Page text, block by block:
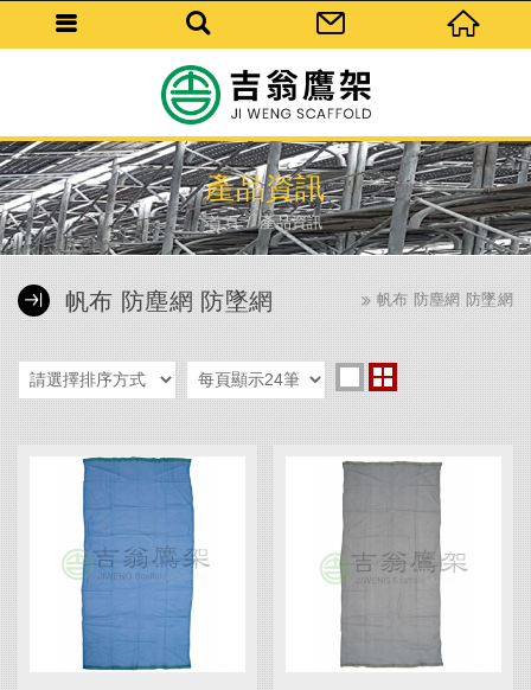
產品資訊
首頁 產品資訊
帆布 防塵網 防墜網 帆布 防塵網 防墜網